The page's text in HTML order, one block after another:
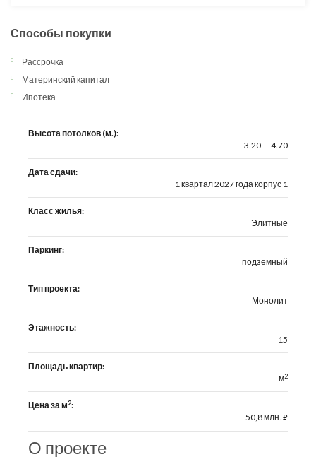
Способы покупки
Рассрочка
Материнский капитал
Ипотека
Высота потолков (м.):
3.20 — 4.70
Дата сдачи:
1 квартал 2027 года корпус 1
Класс жилья:
Элитные
Паркинг:
подземный
Тип проекта:
Монолит
Этажность:
15
Площадь квартир:
- м2
Цена за м2:
50,8 млн. ⃏
О проекте